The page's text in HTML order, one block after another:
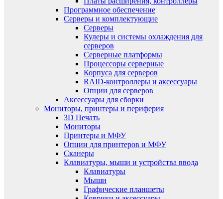
Программное обеспечение
Серверы и комплектующие
Серверы
Кулеры и системы охлаждения для
серверов
Серверные платформы
Процессоры серверные
Корпуса для серверов
RAID-контроллеры и аксессуары
Опции для серверов
Аксессуары для сборки
Мониторы, принтеры и периферия
3D Печать
Мониторы
Принтеры и МФУ
Опции для принтеров и МФУ
Сканеры
Клавиатуры, мыши и устройства ввода
Клавиатуры
Мыши
Графические планшеты